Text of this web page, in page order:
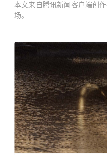
本文来自腾讯新闻客户端创
场。